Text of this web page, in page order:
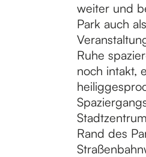
weiter und
Park auch
Ruhe
noch intakt,
Rand des